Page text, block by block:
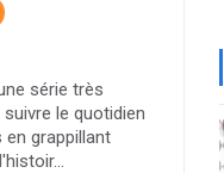
série très
le quotidien
grappillant